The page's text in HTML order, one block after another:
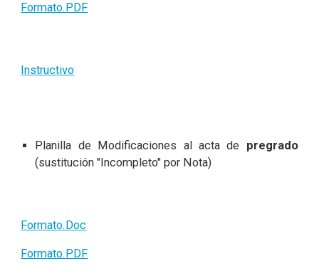
Formato.PDF
Instructivo
Planilla de Modificaciones al acta de pregrado
(sustitución "Incompleto" por Nota)
Formato.Doc
Formato.PDF